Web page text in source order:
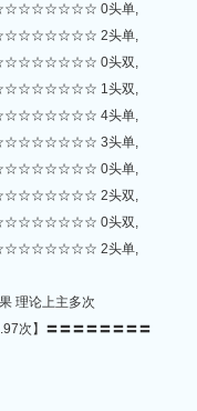
0头单,
2头单,
0头双,
1头双,
4头单,
3头单,
0头单,
2头双,
0头双,
2头单,
理论上主多次
次】〓〓〓〓〓〓〓〓